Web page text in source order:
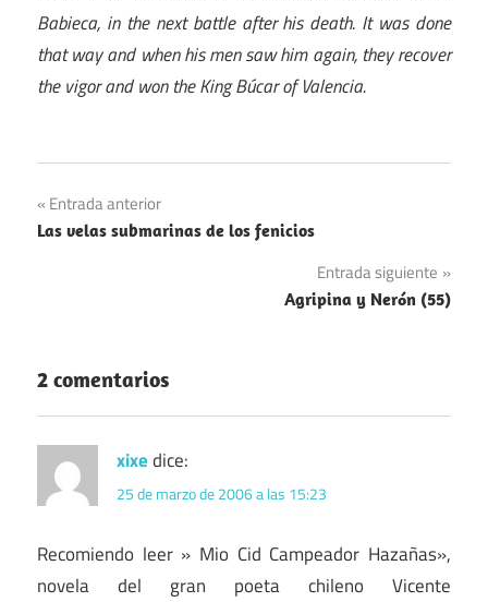
Babieca, in the next battle after his death. It was done
that way and when his men saw him again, they recover
the vigor and won the King Búcar of Valencia.
Navegación
de
Entrada anterior
Las velas submarinas de los fenicios
Entrada siguiente
Agripina y Nerón (55)
2 comentarios
xixedice:
25 de marzo de 2006 a las 15:23
Recomiendo leer » Mio Cid Campeador Hazañas»,
novela del gran poeta chileno Vicente